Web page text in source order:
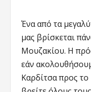
Ένα από τα
μας βρίσκεται
Μουζακίου. Η
εάν
Καρδίτσα προς